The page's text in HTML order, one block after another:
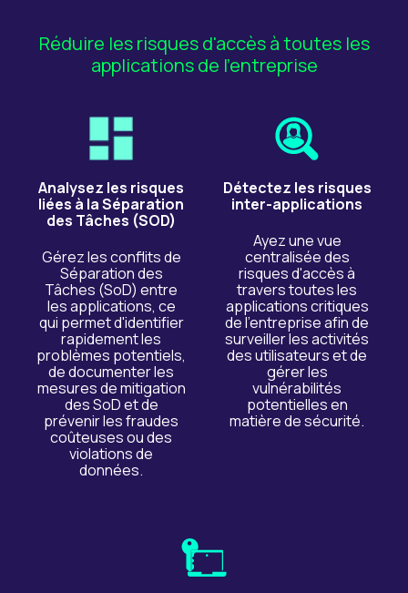
Réduire les risques d'accès à toutes les
applications de l'entreprise
Analysez les risques
liées à la Séparation
des Tâches (SOD)
Gérez les conflits de
Séparation des
Tâches (SoD) entre
les applications, ce
qui permet d'identifier
rapidement les
problèmes potentiels,
de documenter les
mesures de mitigation
des SoD et de
prévenir les fraudes
coûteuses ou des
violations de
données.
Détectez les risques
inter-applications
Ayez une vue
centralisée des
risques d'accès à
travers toutes les
applications critiques
de l'entreprise afin de
surveiller les activités
des utilisateurs et de
gérer les
vulnérabilités
potentielles en
matière de sécurité.